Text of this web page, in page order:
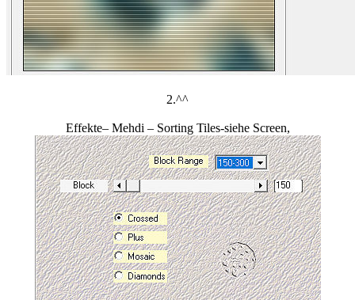
2.^^
Effekte– Mehdi – Sorting Tiles-siehe Screen,